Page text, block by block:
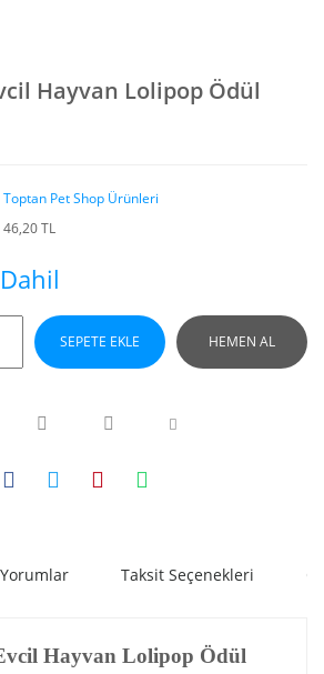
Hayvan Lolipop Ödül
Toptan Pet Shop Ürünleri
46,20 TL
SEPETE EKLE HEMEN AL
Yorumlar Taksit Seçenekleri
Hayvan Lolipop Ödül